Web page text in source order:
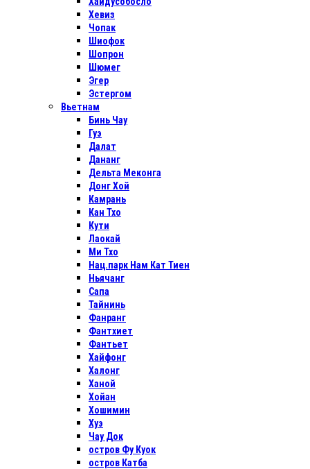
Хевиз
Чопак
Шиофок
Шопрон
Шюмег
Эгер
Эстергом
Вьетнам
Бинь Чау
Гуэ
Далат
Дананг
Дельта Меконга
Донг Хой
Камрань
Кан Тхо
Кути
Лаокай
Ми Тхо
Нац.парк Нам Кат Тиен
Ньячанг
Сапа
Тайнинь
Фанранг
Фантхиет
Фантьет
Хайфонг
Халонг
Ханой
Хойан
Хошимин
Хуэ
Чау Док
остров Фу Куок
остров Катба